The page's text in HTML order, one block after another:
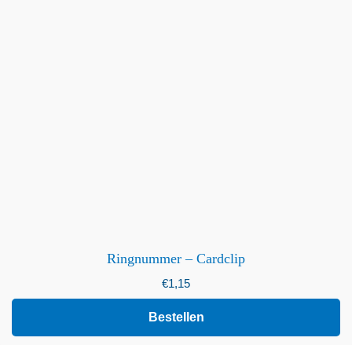
Ringnummer – Cardclip
€1,15
Bestellen